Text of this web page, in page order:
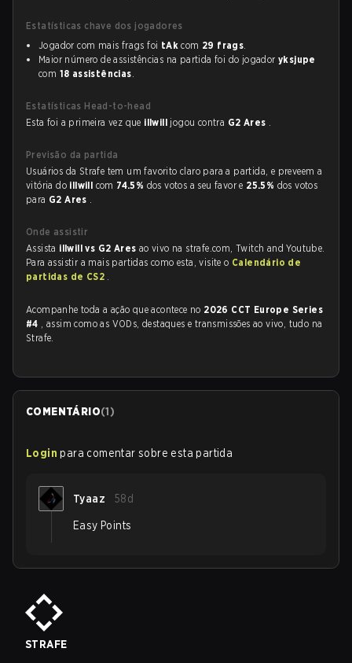
Estatísticas chave dos jogadores
Jogador com mais frags foi tAk com 29 frags.
Maior número de assistências na partida foi do jogador yksjupe
com 18 assistências.
Estatísticas Head-to-head
Esta foi a primeira vez que illwill jogou contra G2 Ares .
Previsão da partida
Usuários da Strafe tem um favorito claro para a partida, e preveem a
vitória do illwill com 74.5% dos votos a seu favor e 25.5% dos votos
para G2 Ares .
Onde assistir
Assista illwill vs G2 Ares ao vivo na strafe.com, Twitch and Youtube.
Para assistir a mais partidas como esta, visite o Calendário de
partidas de CS2 .
Acompanhe toda a ação que acontece no 2026 CCT Europe Series
#4 , assim como as VODs, destaques e transmissões ao vivo, tudo na
Strafe.
COMENTÁRIO(1)
Login para comentar sobre esta partida
Tyaaz 58d
Easy Points
STRAFE